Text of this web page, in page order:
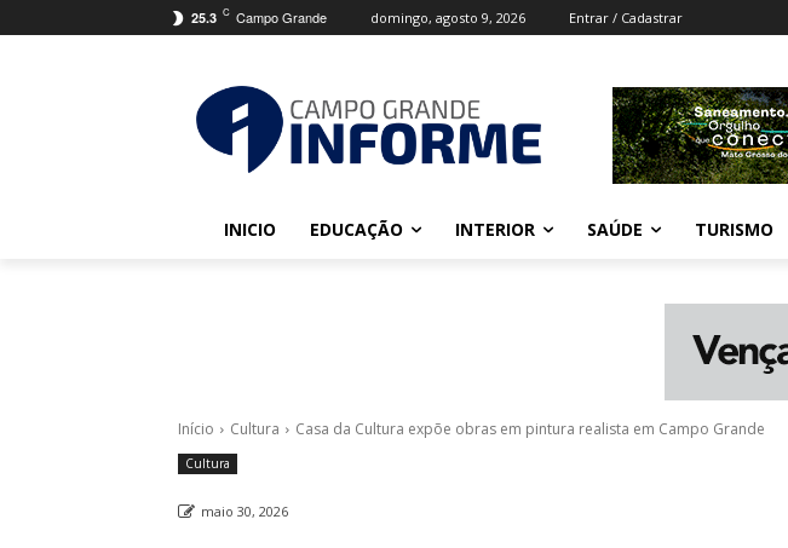
25.3 C Campo Grande domingo, agosto 9, 2026 Entrar / Cadastrar
INICIO EDUCAÇÃO INTERIOR SAÚDE TURISMO
Início Cultura Casa da Cultura expõe obras em pintura realista em Campo Grande
Cultura
maio 30, 2026